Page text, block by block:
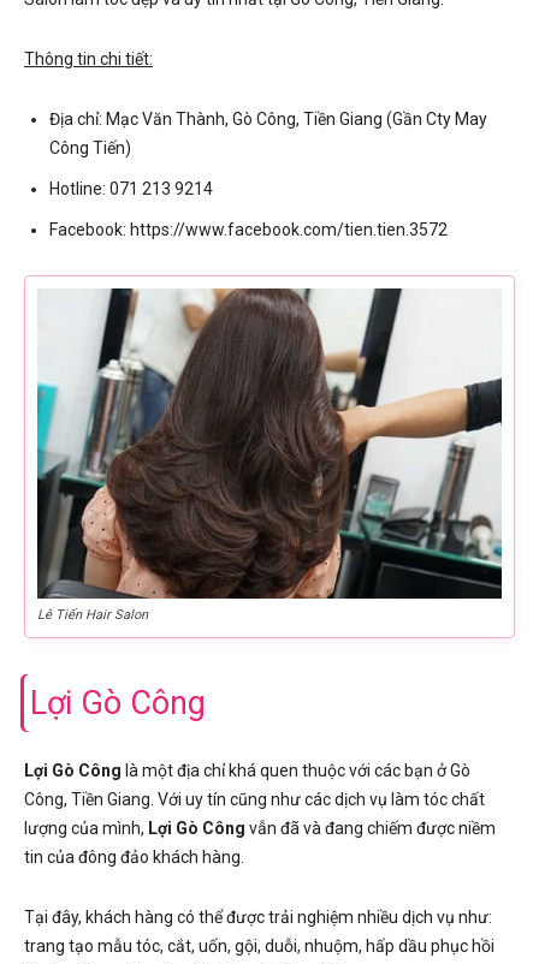
Thông tin chi tiết:
Địa chỉ: Mạc Văn Thành, Gò Công, Tiền Giang (Gần Cty May
Công Tiến)
Hotline: 071 213 9214
Facebook: https://www.facebook.com/tien.tien.3572
Lê Tiến Hair Salon
Lợi Gò Công
Lợi Gò Công là một địa chỉ khá quen thuộc với các bạn ở Gò
Công, Tiền Giang. Với uy tín cũng như các dịch vụ làm tóc chất
lượng của mình, Lợi Gò Công vẫn đã và đang chiếm được niềm
tin của đông đảo khách hàng.
Tại đây, khách hàng có thể được trải nghiệm nhiều dịch vụ như:
trang tạo mẫu tóc, cắt, uốn, gội, duỗi, nhuộm, hấp dầu phục hồi